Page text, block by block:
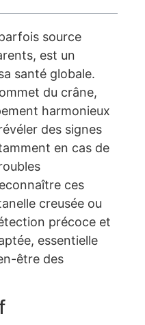
source
est un
santé globale.
du crâne,
harmonieux
des signes
en cas de
ces
creusée ou
précoce et
essentielle
être des